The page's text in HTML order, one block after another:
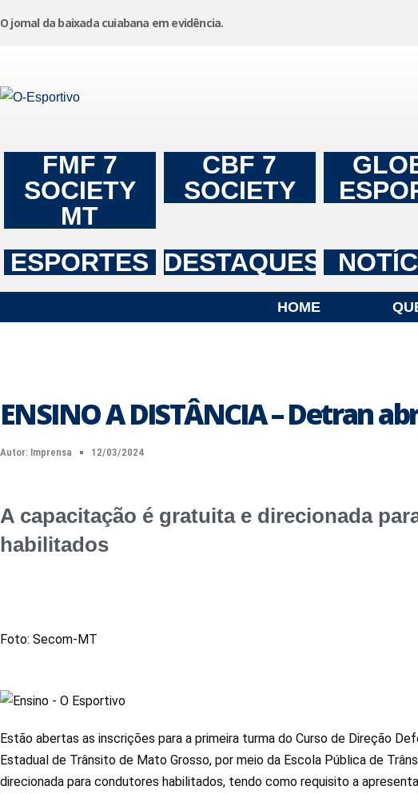
o
O jornal da baixada cuiabana em evidência.
FMF 7
SOCIETY
MT
CBF 7
SOCIETY
ESPORTES DESTAQUES
HOME
ENSINO A DISTÂNCIA – Detran
Autor: Imprensa 12/03/2024
A capacitação é gratuita e direcionada
habilitados
Foto: Secom-MT
Estão abertas as inscrições para a primeira turma do Curso de Direção
Estadual de Trânsito de Mato Grosso, por meio da Escola Pública de
direcionada para condutores habilitados, tendo como requisito a